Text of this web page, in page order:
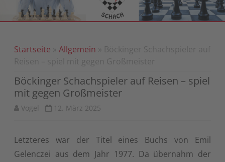
Gehe
Startseite Allgemein
Böckinger Schachspieler auf Reisen – spiel
mit gegen Großmeister
Vogel 12. März 2025
Letzteres war der Titel eines Buchs von Emil
Gelenczei aus dem Jahr 1977. Da übernahm der